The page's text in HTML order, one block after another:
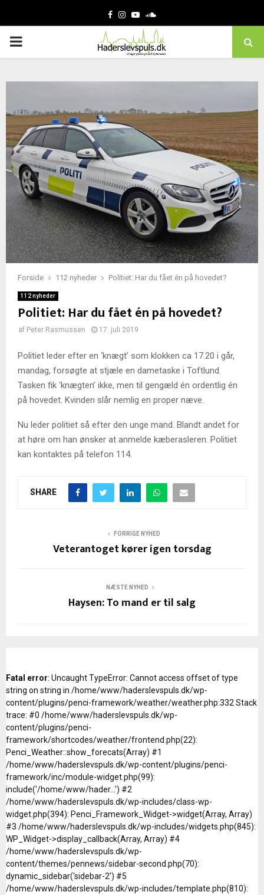
Facebook
Instagram
YoutubeSoundcloud
PRIMARY
Forside 112 nyheder Politiet: Har du fået én på hovedet?
112 nyheder
Politiet: Har du fået én på hovedet?
af Peter Rasmussen 17. juli 2019
Politiet leder efter en ‘knægt’ som klokken ca 17.20 i går,
mandag, forsøgte at stjæle en dametaske i Toftlund.
Tasken fik ‘knægten’ ikke, men til gengæld én ordentlig én
på hovedet. Kvinden slår nemlig en proper næve.
Nu leder politiet så efter den unge mand. Blandt andet for
at høre om han ønsker at anmelde kæberasleren. Politiet
kan kontaktes på telefon 114.
SHARE
FORRIGE NYHED
Veterantoget kører igen torsdag
NÆSTE NYHED
Haysen: To mand er til salg
Fatal error: Uncaught TypeError: Cannot access offset of type
string on string in /home/www/haderslevspuls.dk/wp-
content/plugins/penci-framework/weather/weather.php:332 Stack
trace: #0 /home/www/haderslevspuls.dk/wp-
content/plugins/penci-
framework/shortcodes/weather/frontend.php(22):
Penci_Weather::show_forecats(Array) #1
/home/www/haderslevspuls.dk/wp-content/plugins/penci-
framework/inc/module-widget.php(99):
include('/home/www/hader...') #2
/home/www/haderslevspuls.dk/wp-includes/class-wp-
widget.php(394): Penci_Framework_Widget->widget(Array, Array)
#3 /home/www/haderslevspuls.dk/wp-includes/widgets.php(845):
WP_Widget->display_callback(Array, Array) #4
/home/www/haderslevspuls.dk/wp-
content/themes/pennews/sidebar-second.php(70):
dynamic_sidebar('sidebar-2') #5
/home/www/haderslevspuls.dk/wp-includes/template.php(810):